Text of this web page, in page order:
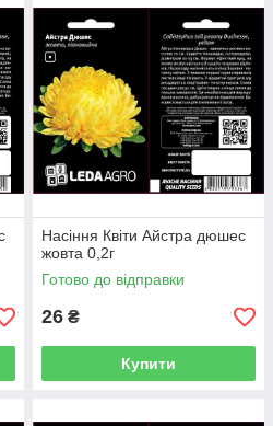
Насіння Квіти Айстра дюшес
жовта 0,2г
Готово до відправки
26 ₴
Купити